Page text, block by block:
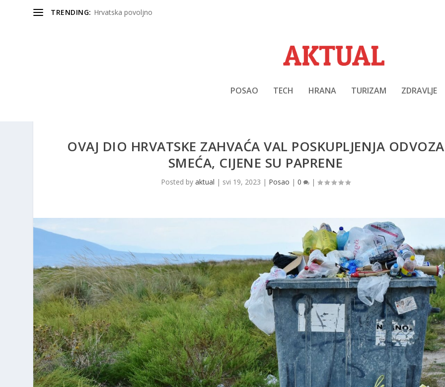
TRENDING: Hrvatska povoljno
POSAO TECH HRANA TURIZAM ZDRAVLJE
OVAJ DIO HRVATSKE ZAHVAĆA VAL POSKUPLJENJA ODVOZA
SMEĆA, CIJENE SU PAPRENE
Posted byaktual | svi 19, 2023 | Posao |0 |